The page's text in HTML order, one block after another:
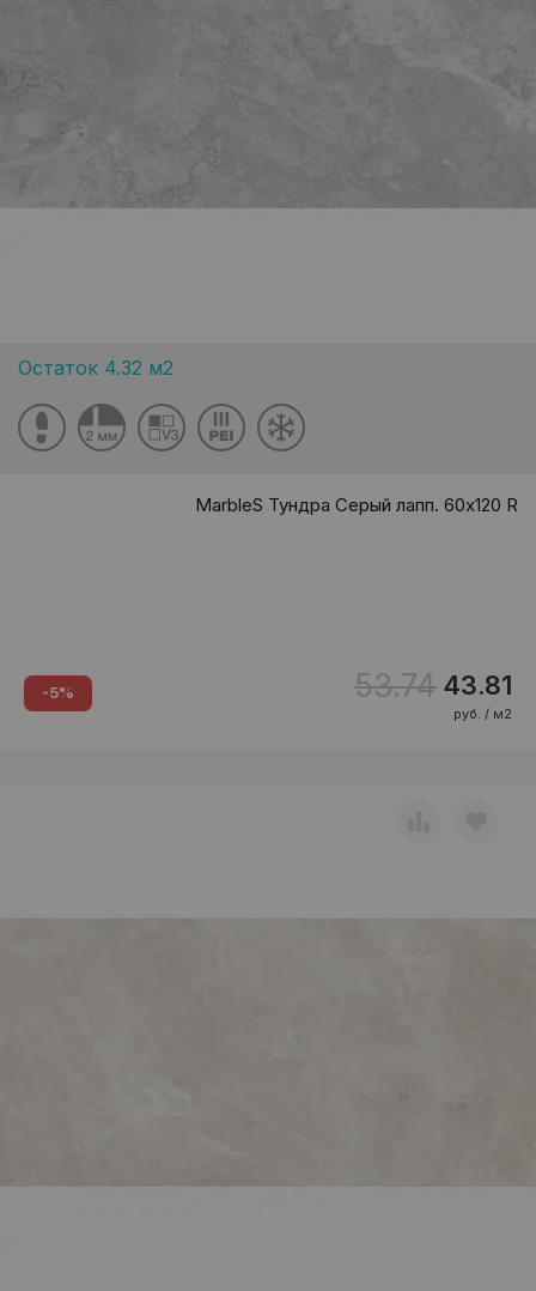
Остаток 4.32 м2
MarbleS Тундра Серый лапп. 60x120 R
-5% 53.74 43.81
руб. / м2